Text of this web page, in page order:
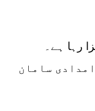
خیمے اور دیگر امدادی سامان